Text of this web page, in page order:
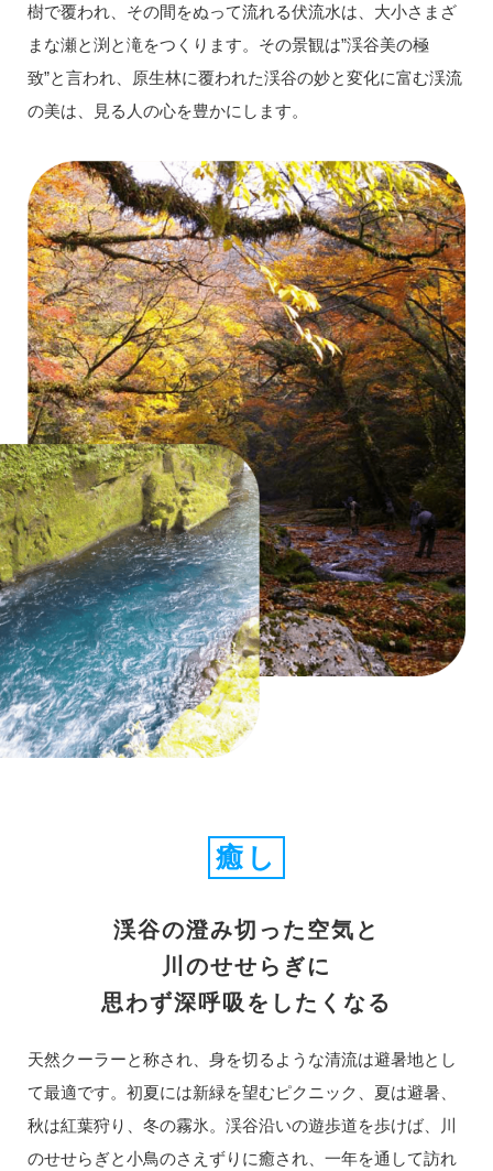
樹で覆われ、その間をぬって流れる伏流水は、大小さまざ
まな瀬と渕と滝をつくります。その景観は”渓谷美の極
致”と言われ、原生林に覆われた渓谷の妙と変化に富む渓流
の美は、見る人の心を豊かにします。
癒し
渓谷の澄み切った空気と
川のせせらぎに
思わず深呼吸をしたくなる
天然クーラーと称され、身を切るような清流は避暑地とし
て最適です。初夏には新緑を望むピクニック、夏は避暑、
秋は紅葉狩り、冬の霧氷。渓谷沿いの遊歩道を歩けば、川
のせせらぎと小鳥のさえずりに癒され、一年を通して訪れ